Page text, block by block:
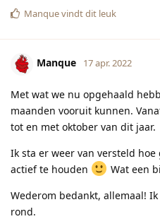
Manquevindt dit leuk
Manque 17 apr. 2022
Met wat we nu opgehaald
maanden vooruit kunnen.
tot en met oktober van dit jaar.
Ik sta er weer van versteld
actief te houden
Wat een
Wederom bedankt, allemaal!
rond.